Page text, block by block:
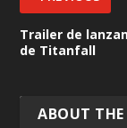
Trailer de
de Titanfall
ABOUT